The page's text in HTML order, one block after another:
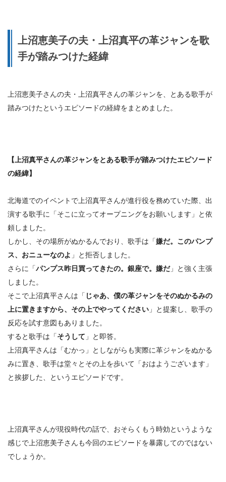
上沼恵美子の夫・上沼真平の革ジャンを歌
手が踏みつけた経緯
上沼恵美子さんの夫・上沼真平さんの革ジャンを、とある歌手が
踏みつけたというエピソードの経緯をまとめました。
【上沼真平さんの革ジャンをとある歌手が踏みつけたエピソード
の経緯】
北海道でのイベントで上沼真平さんが進行役を務めていた際、出
演する歌手に「そこに立ってオープニングをお願いします」と依
頼しました。
しかし、その場所がぬかるんでおり、歌手は「嫌だ。このパンプ
ス、おニューなのよ 」と拒否しました。
さらに「パンプス昨日買ってきたの。銀座で。嫌だ」と強く主張
しました。
そこで上沼真平さんは「 じゃあ、僕の革ジャンをそのぬかるみの
上に置きますから、その上でやってください 」と提案し、歌手の
反応を試す意図もありました。
すると歌手は「そうして 」と即答。
上沼真平さんは「むかっ」としながらも実際に革ジャンをぬかる
みに置き、歌手は堂々とその上を歩いて「おはようございます」
と挨拶した、というエピソードです。
上沼真平さんが現役時代の話で、おそらくもう時効というような
感じで上沼恵美子さんも今回のエピソードを暴露してのではない
でしょうか。